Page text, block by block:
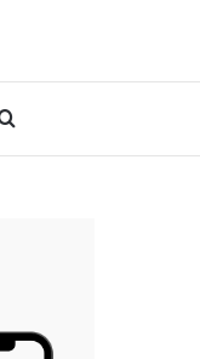
Rechercher